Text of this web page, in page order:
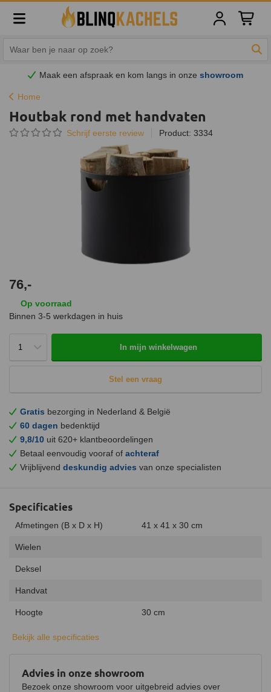
Maak een afspraak en kom langs in onzeshowroom
Home
Houtbak rond met handvaten
Schrijf eerste review Product: 3334
76,-
Op voorraad
Binnen 3-5 werkdagen in huis
In mijn winkelwagen
Stel een vraag
Gratis bezorging in Nederland & België
60 dagen bedenktijd
9,8/10 uit 620+ klantbeoordelingen
Betaal eenvoudig vooraf of achteraf
Vrijblijvend deskundig advies van onze specialisten
Advies in onze showroom
Bezoek onze showroom voor uitgebreid advies over
Specificaties
Afmetingen (B x D x H) 41 x 41 x 30 cm
Wielen
Deksel
Handvat
Hoogte 30 cm
Diameter
Bekijk alle specificaties